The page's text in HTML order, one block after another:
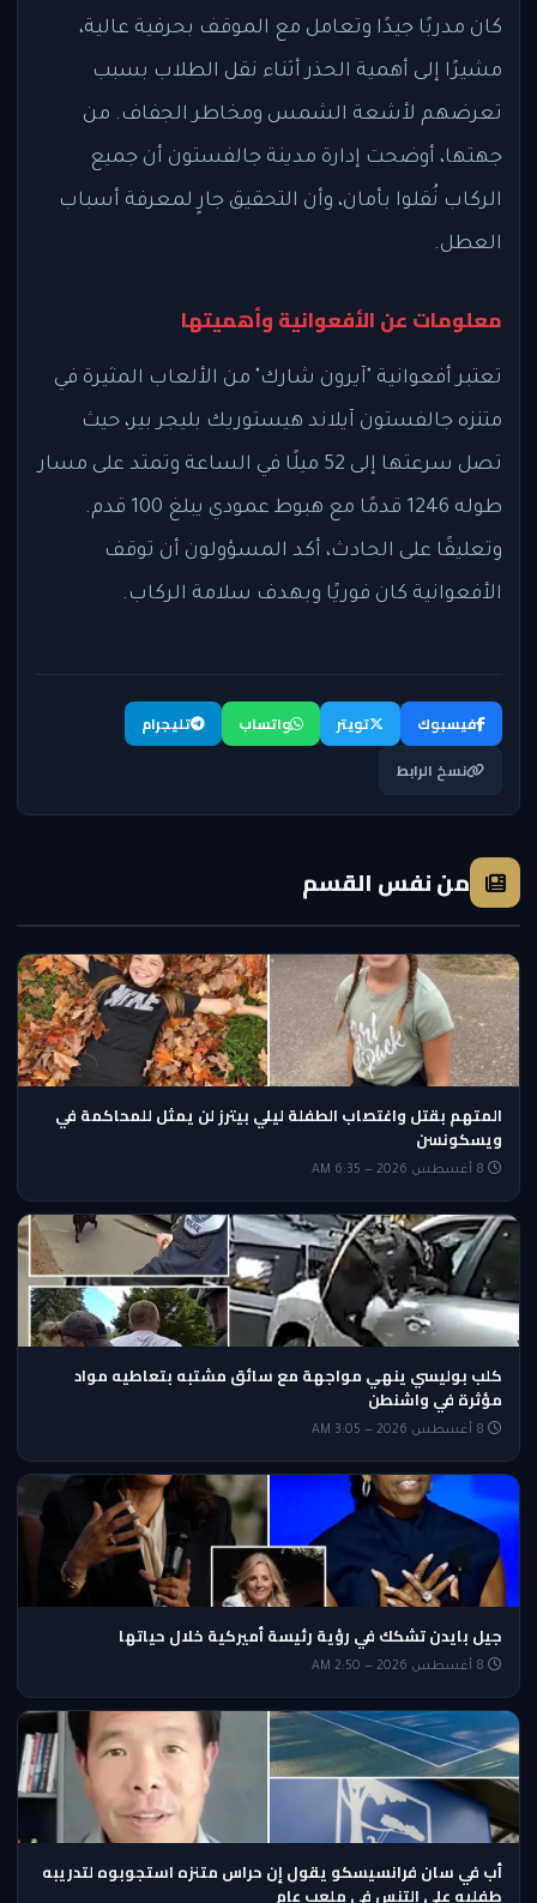
كان مدربًا جيدًا وتعامل مع الموقف بحرفية عالية،
مشيرًا إلى أهمية الحذر أثناء نقل الطلاب بسبب
تعرضهم لأشعة الشمس ومخاطر الجفاف. من
جهتها، أوضحت إدارة مدينة جالفستون أن جميع
الركاب نُقلوا بأمان، وأن التحقيق جارٍ لمعرفة أسباب
العطل.
معلومات عن الأفعوانية وأهميتها
تعتبر أفعوانية "آيرون شارك" من الألعاب المثيرة في
متنزه جالفستون آيلاند هيستوريك بليجر بير، حيث
تصل سرعتها إلى 52 ميلًا في الساعة وتمتد على مسار
طوله 1246 قدمًا مع هبوط عمودي يبلغ 100 قدم.
وتعليقًا على الحادث، أكد المسؤولون أن توقف
الأفعوانية كان فوريًا وبهدف سلامة الركاب.
فيسبوك تويتر واتساب
تليجرام
نسخ الرابط
من نفس القسم
المتهم بقتل واغتصاب الطفلة ليلي بيترز لن يمثل للمحاكمة في
ويسكونسن
كلب بوليسي ينهي مواجهة مع سائق مشتبه بتعاطيه مواد
مؤثرة في واشنطن
جيل بايدن تشكك في رؤية رئيسة أميركية خلال حياتها
أب في سان فرانسيسكو يقول إن حراس متنزه استجوبوه لتدريبه
طفليه على التنس في ملعب عام